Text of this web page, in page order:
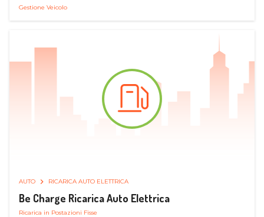
Gestione Veicolo
AUTO RICARICA AUTO ELETTRICA
Be Charge Ricarica Auto Elettrica
Ricarica in Postazioni Fisse